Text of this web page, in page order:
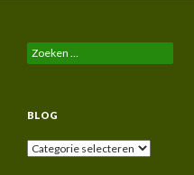
Zoeken
naar:
BLOG
Blog